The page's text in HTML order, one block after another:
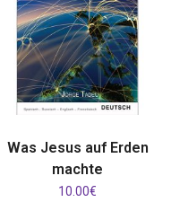
IN DEN WARENKORB
Was Jesus auf Erden
machte
10.00€